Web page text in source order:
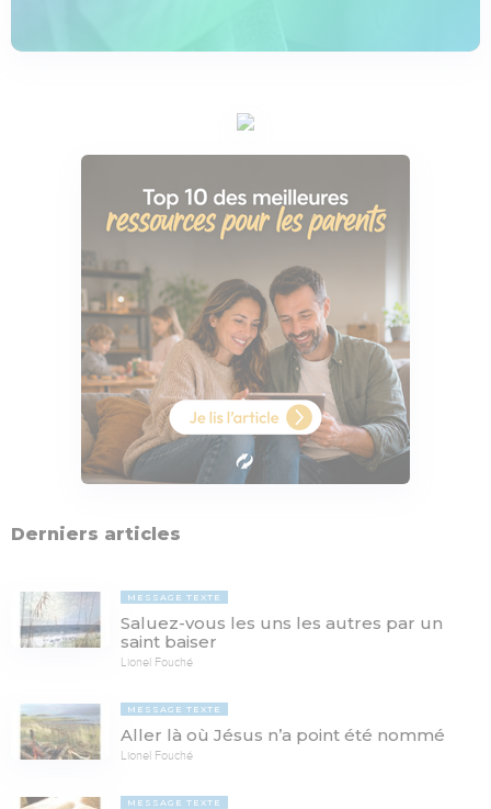
Derniers articles
MESSAGE TEXTE
Saluez-vous les uns les autres par un
saint baiser
Lionel Fouché
MESSAGE TEXTE
Aller là où Jésus n’a point été nommé
Lionel Fouché
MESSAGE TEXTE